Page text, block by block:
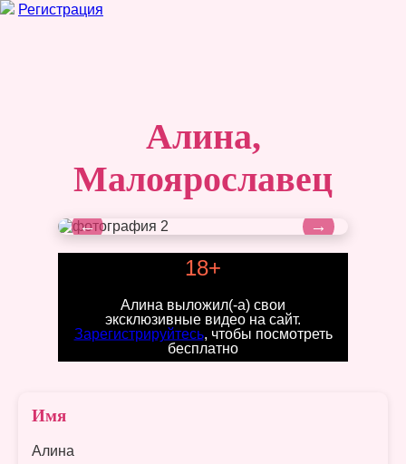
Регистрация
Алина,
Малоярославец
← →
18+
Алина выложил(-а) свои
эксклюзивные видео на сайт.
Зарегистрируйтесь, чтобы посмотреть
бесплатно
Имя
Алина